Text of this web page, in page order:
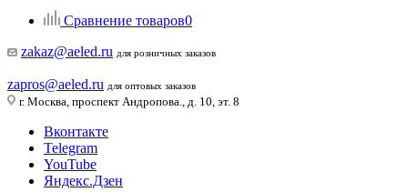
Сравнение товаров0
zakaz@aeled.ru для розничных заказов
zapros@aeled.ru для оптовых заказов
г. Москва, проспект Андропова., д. 10, эт. 8
Вконтакте
Telegram
YouTube
Яндекс.Дзен